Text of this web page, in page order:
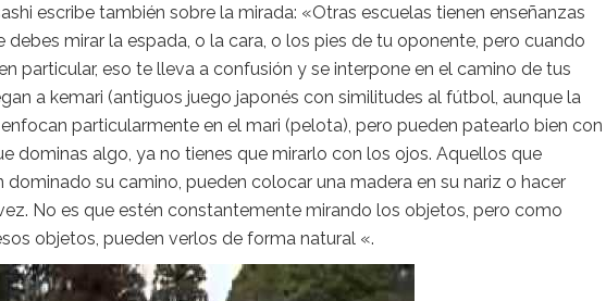
escribe también sobre la mirada: «Otras escuelas tienen enseñanzas
mirar la espada, o la cara, o los pies de tu oponente, pero cuando
particular, eso te lleva a confusión y se interpone en el camino de tus
a kemari (antiguos juego japonés con similitudes al fútbol, aunque la
particularmente en el mari (pelota), pero pueden patearlo bien con
dominas algo, ya no tienes que mirarlo con los ojos. Aquellos que
su camino, pueden colocar una madera en su nariz o hacer
No es que estén constantemente mirando los objetos, pero como
objetos, pueden verlos de forma natural «.